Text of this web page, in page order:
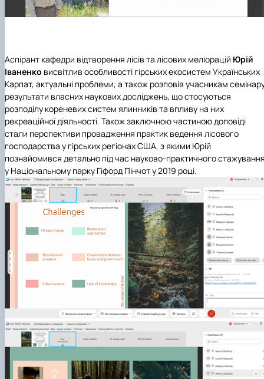
Аспірант кафедри відтворення лісів та лісових меліорацій Юрій
Іваненко висвітлив особливості гірських екосистем Українських
Карпат, актуальні проблеми, а також розповів учасникам
результати власних наукових досліджень, що стосуються
розподілу кореневих систем ялинників та впливу на них
рекреаційної діяльності. Також заключною частиною доповіді
стали перспективи провадження практик ведення лісового
господарства у гірських регіонах США, з якими Юрій
познайомився детально під час науково-практичного
у Національному парку Гіфорд Пінчот у 2019 році.